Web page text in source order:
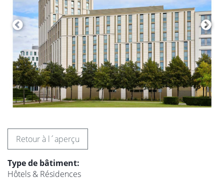
Retour à l´aperçu
Type de bâtiment:
Hôtels & Résidences